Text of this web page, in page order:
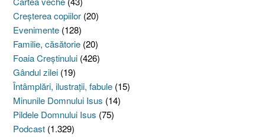
Creşterea copiilor (20)
Evenimente (128)
Familie, căsătorie (20)
Foaia Creştinului (426)
Gândul zilei (19)
Întâmplări, ilustraţii, fabule (15)
Minunile Domnului Isus (14)
Pildele Domnului Isus (75)
Podcast (1.329)